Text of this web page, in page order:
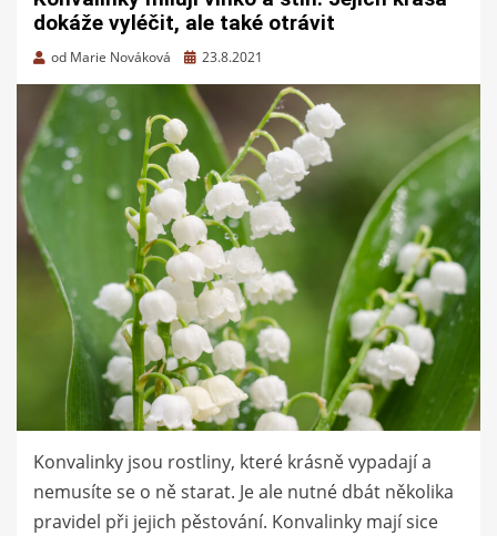
dokáže vyléčit, ale také otrávit
od Marie Nováková
Zveřejněno
23.8.2021
Konvalinky jsou rostliny, které krásně vypadají a
nemusíte se o ně starat. Je ale nutné dbát několika
pravidel při jejich pěstování. Konvalinky mají sice